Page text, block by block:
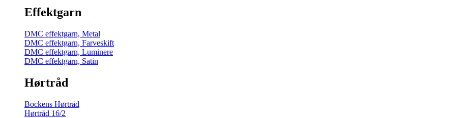
Effektgarn
DMC effektgarn, Metal
DMC effektgarn, Farveskift
DMC effektgarn, Luminere
DMC effektgarn, Satin
Hørtråd
Bockens Hørtråd
Hørtråd 16/2